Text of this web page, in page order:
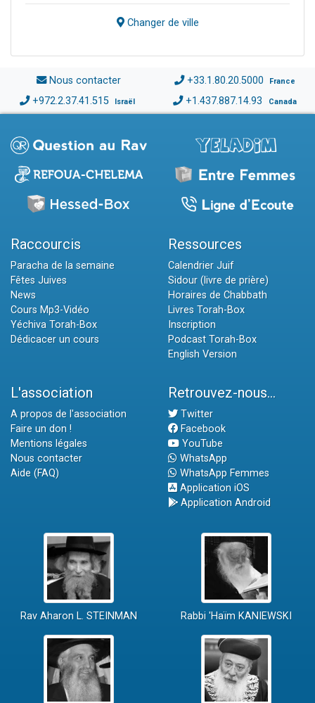
Changer de ville
Nous contacter +33.1.80.20.5000 France
+972.2.37.41.515 Israël +1.437.887.14.93 Canada
Raccourcis
Paracha de la semaine
Fêtes Juives
News
Cours Mp3-Vidéo
Yéchiva Torah-Box
Dédicacer un cours
Ressources
Calendrier Juif
Sidour (livre de prière)
Horaires de Chabbath
Livres Torah-Box
Inscription
Podcast Torah-Box
English Version
L'association
A propos de l'association
Faire un don !
Mentions légales
Nous contacter
Aide (FAQ)
Retrouvez-nous...
Twitter
Facebook
YouTube
WhatsApp
WhatsApp Femmes
Application iOS
Application Android
Rav Aharon L. STEINMAN Rabbi 'Haïm KANIEWSKI